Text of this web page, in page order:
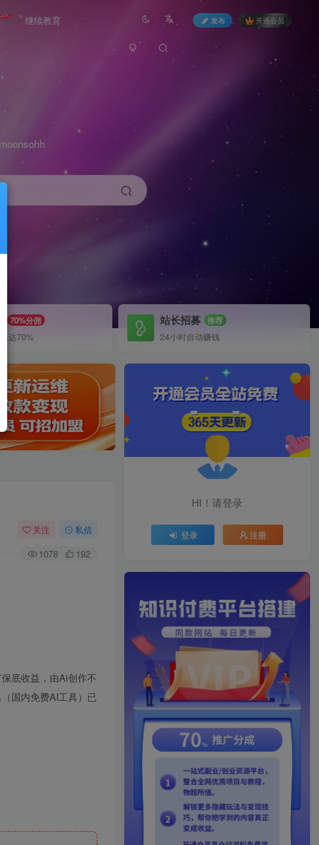
继续教育 发布 开通会员
70%分佣
达70%
站长招募 推荐
24小时自动赚钱
关注 私信
1078 192
底收益，由Ai创作不
国内免费AI工具）已
HI！请登录
登录 注册